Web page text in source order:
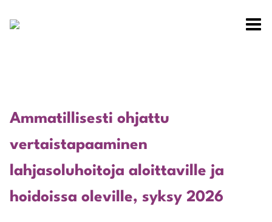
sisältöön
Ammatillisesti ohjattu
vertaistapaaminen
lahjasoluhoitoja aloittaville ja
hoidoissa oleville, syksy 2026